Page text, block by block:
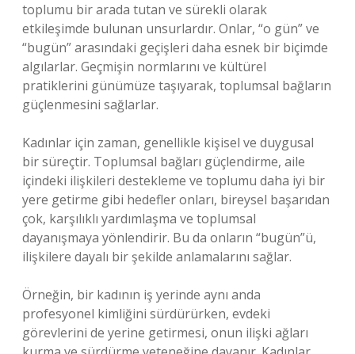
toplumu bir arada tutan ve sürekli olarak
etkileşimde bulunan unsurlardır. Onlar, “o gün” ve
“bugün” arasındaki geçişleri daha esnek bir biçimde
algılarlar. Geçmişin normlarını ve kültürel
pratiklerini günümüze taşıyarak, toplumsal bağların
güçlenmesini sağlarlar.
Kadınlar için zaman, genellikle kişisel ve duygusal
bir süreçtir. Toplumsal bağları güçlendirme, aile
içindeki ilişkileri destekleme ve toplumu daha iyi bir
yere getirme gibi hedefler onları, bireysel başarıdan
çok, karşılıklı yardımlaşma ve toplumsal
dayanışmaya yönlendirir. Bu da onların “bugün”ü,
ilişkilere dayalı bir şekilde anlamalarını sağlar.
Örneğin, bir kadının iş yerinde aynı anda
profesyonel kimliğini sürdürürken, evdeki
görevlerini de yerine getirmesi, onun ilişki ağları